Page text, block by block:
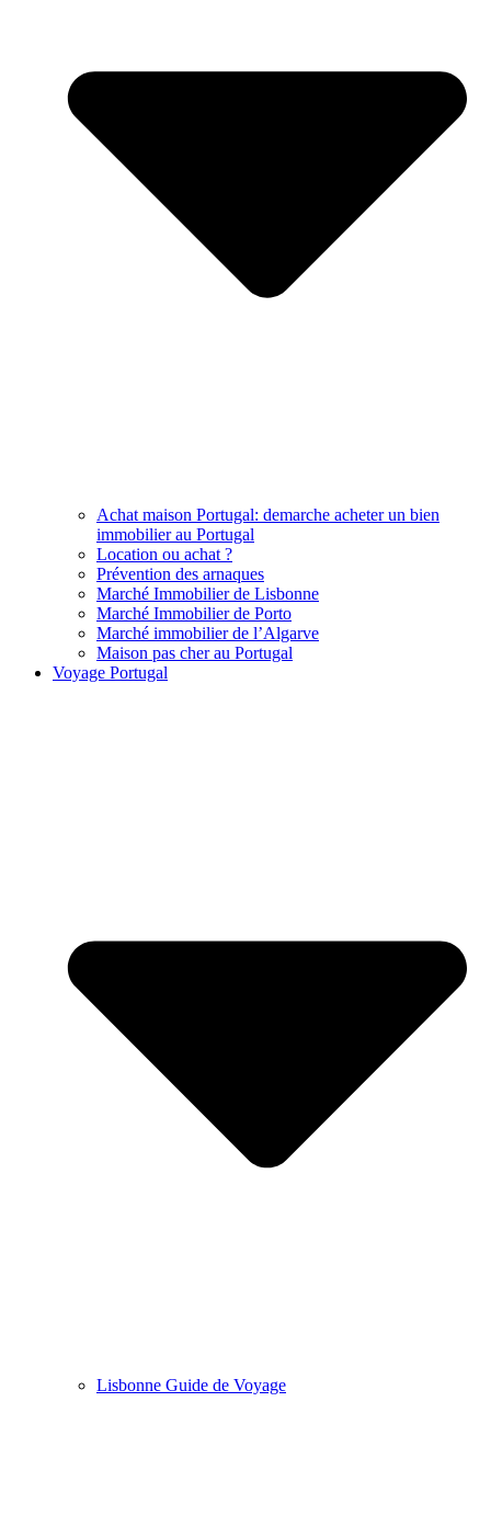
Achat maison Portugal: demarche acheter un bien
immobilier au Portugal
Location ou achat ?
Prévention des arnaques
Marché Immobilier de Lisbonne
Marché Immobilier de Porto
Marché immobilier de l’Algarve
Maison pas cher au Portugal
Voyage Portugal
Lisbonne Guide de Voyage